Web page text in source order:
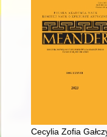
Cecylia Zofia